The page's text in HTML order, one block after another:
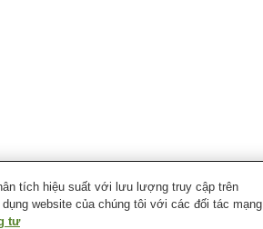
tích hiệu suất với lưu lượng truy cập trên
website của chúng tôi với các đối tác mạng
tư